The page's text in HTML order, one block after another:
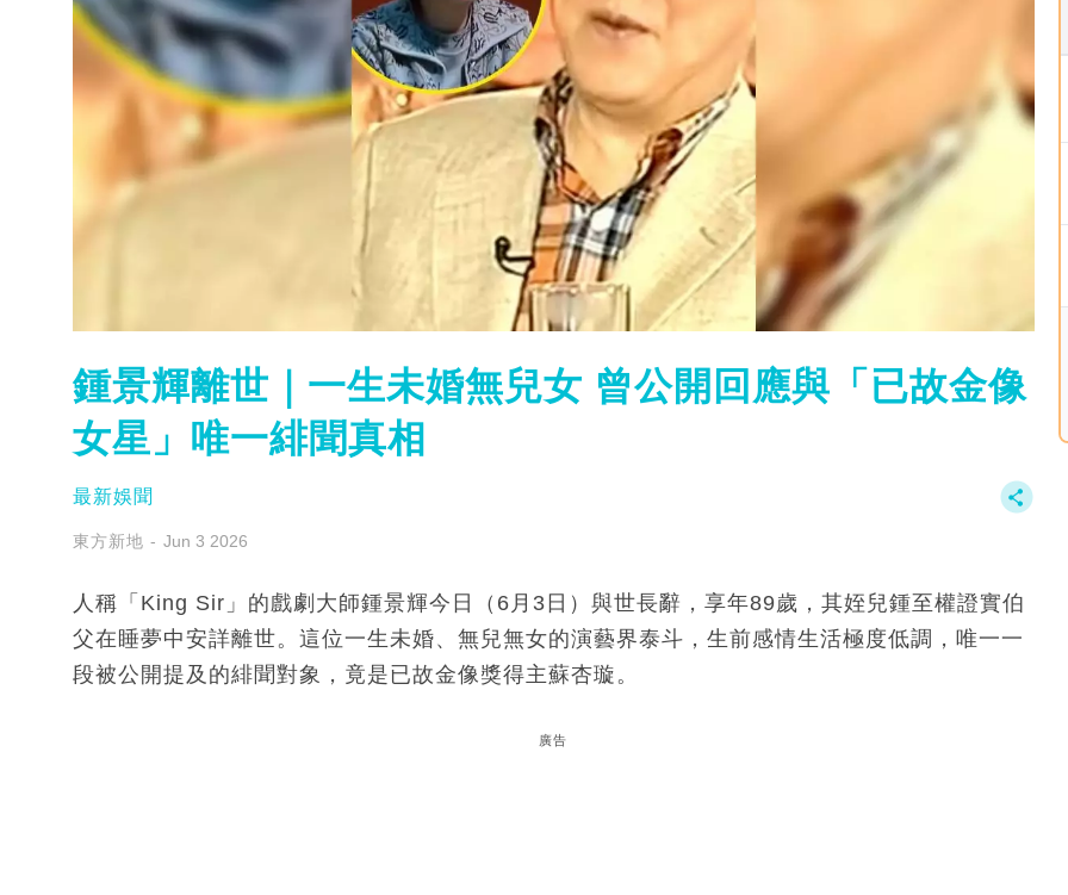
鍾景輝離世｜一生未婚無兒女 曾公開回應與「已故金像
女星」唯一緋聞真相
最新娛聞
東方新地 Jun 3 2026
人稱「King Sir」的戲劇大師鍾景輝今日（6月3日）與世長辭，享年89歲，其姪兒鍾至權證實伯
父在睡夢中安詳離世。這位一生未婚、無兒無女的演藝界泰斗，生前感情生活極度低調，唯一一
段被公開提及的緋聞對象，竟是已故金像獎得主蘇杏璇。
廣告